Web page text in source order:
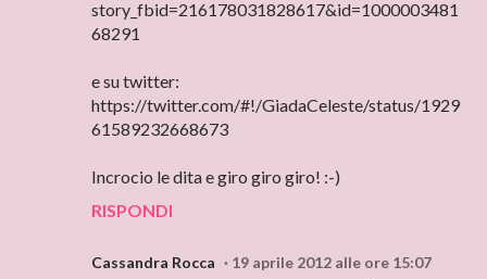
story_fbid=216178031828617&id=1000003481
68291
e su twitter:
https://twitter.com/#!/GiadaCeleste/status/1929
61589232668673
Incrocio le dita e giro giro giro! :-)
RISPONDI
Cassandra Rocca 19 aprile 2012 alle ore 15:07